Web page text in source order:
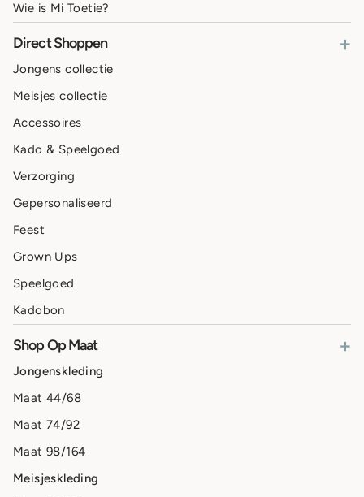
Wie is Mi Toetie?
Direct Shoppen +
Jongens collectie
Meisjes collectie
Accessoires
Kado & Speelgoed
Verzorging
Gepersonaliseerd
Feest
Grown Ups
Speelgoed
Kadobon
Shop Op Maat +
Jongenskleding
Maat 44/68
Maat 74/92
Maat 98/164
Meisjeskleding